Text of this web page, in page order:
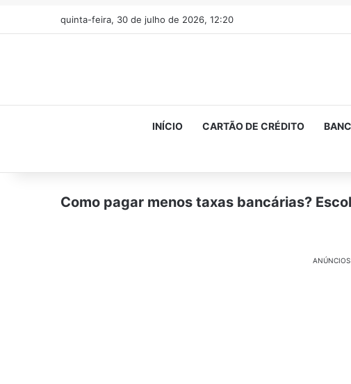
quinta-feira, 30 de julho de 2026, 12:20
INÍCIO CARTÃO DE CRÉDITO
Como pagar menos taxas bancárias?
ANÚNCIOS